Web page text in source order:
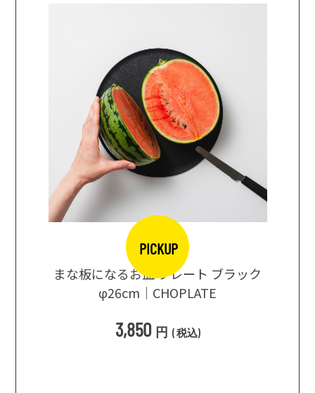
PICKUP
まな板になるお皿 プレート ブラック
φ26cm｜CHOPLATE
3,850 円 (税込)